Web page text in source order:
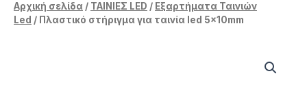
Αρχική σελίδα/ ΤΑΙΝΙΕΣ LED / Εξαρτήματα Ταινιών
Led / Πλαστικό στήριγμα για ταινία led 5x10mm